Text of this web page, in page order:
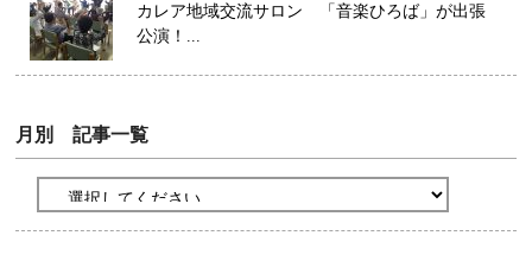
カレア地域交流サロン 「音楽ひろば」が出張
公演！...
月別 記事一覧